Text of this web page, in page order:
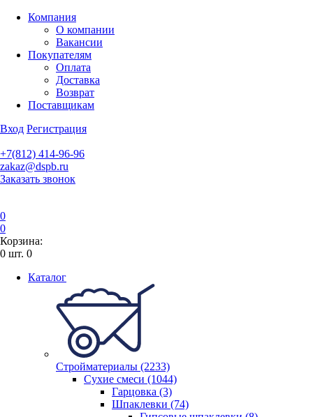
Компания
О компании
Вакансии
Покупателям
Оплата
Доставка
Возврат
Поставщикам
Вход Регистрация
+7(812) 414-96-96
zakaz@dspb.ru
Заказать звонок
0
0
Корзина:
0 шт. 0
Каталог
Стройматериалы (2233)
Сухие смеси (1044)
Гарцовка (3)
Шпаклевки (74)